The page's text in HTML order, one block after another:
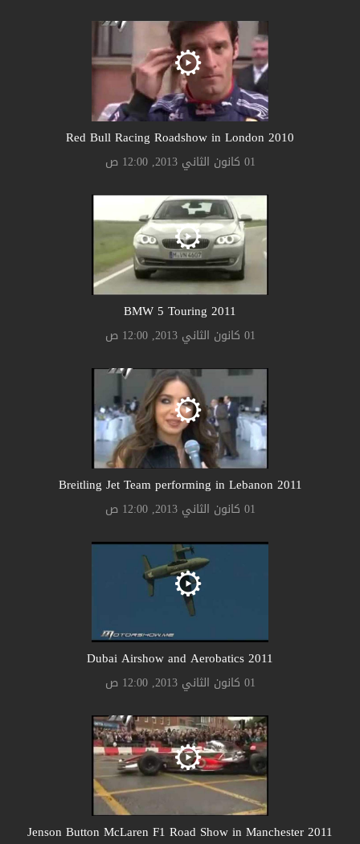
2010 Red Bull Racing Roadshow in London
01 كانون الثاني 2013, 12:00 ص
2011 BMW 5 Touring
01 كانون الثاني 2013, 12:00 ص
2011 Breitling Jet Team performing in Lebanon
01 كانون الثاني 2013, 12:00 ص
2011 Dubai Airshow and Aerobatics
01 كانون الثاني 2013, 12:00 ص
2011 Jenson Button McLaren F1 Road Show in Manchester